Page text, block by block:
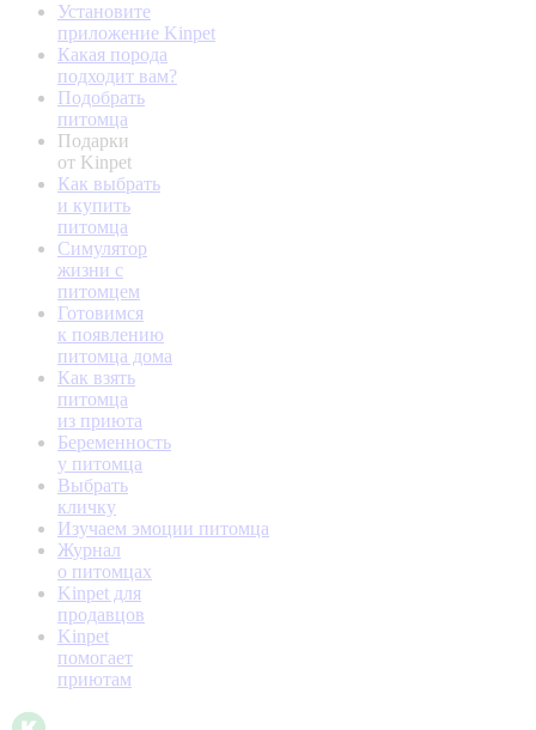
Установите
приложение Kinpet
Какая порода
подходит вам?
Подобрать
питомца
Подарки
от Kinpet
Как выбрать
и купить
питомца
Симулятор
жизни с
питомцем
Готовимся
к появлению
питомца дома
Как взять
питомца
из приюта
Беременность
у питомца
Выбрать
кличку
Изучаем эмоции питомца
Журнал
о питомцах
Kinpet для
продавцов
Kinpet
помогает
приютам